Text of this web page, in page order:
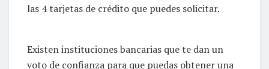
las 4 tarjetas de crédito que puedes solicitar.
Existen instituciones bancarias que te dan un
voto de confianza para que puedas obtener una